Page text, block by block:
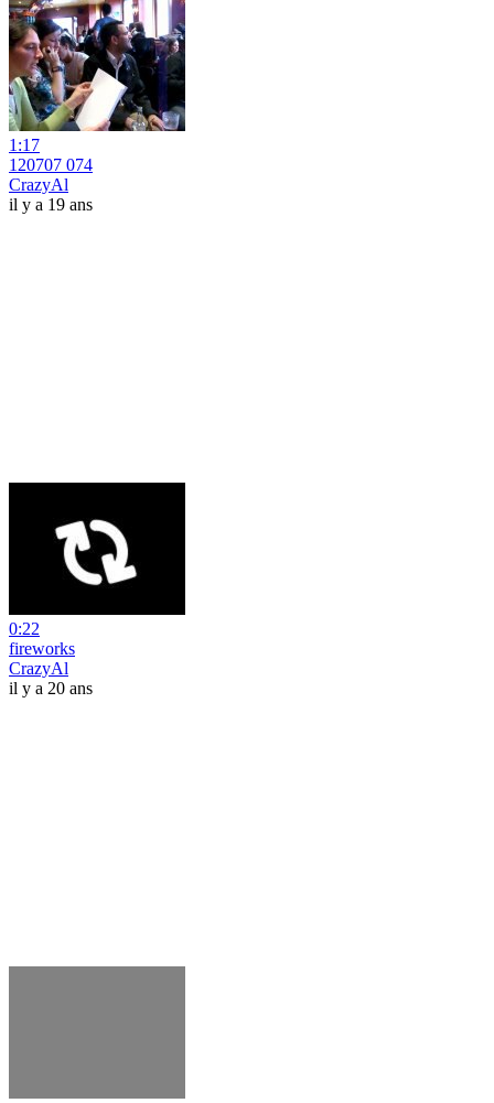
1:17
120707 074
CrazyAl
il y a 19 ans
0:22
fireworks
CrazyAl
il y a 20 ans